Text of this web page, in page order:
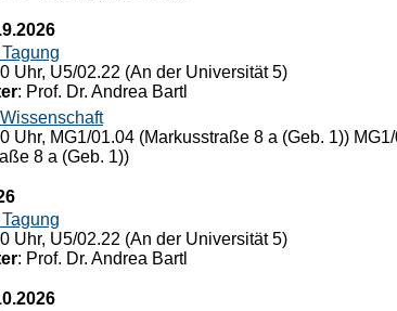
Uhr, U5/02.22 (An der Universität 5)
: Prof. Dr. Andrea Bartl
Uhr, MG1/01.04 (Markusstraße 8 a (Geb. 1))
8 a (Geb. 1))
Uhr, U5/02.22 (An der Universität 5)
: Prof. Dr. Andrea Bartl